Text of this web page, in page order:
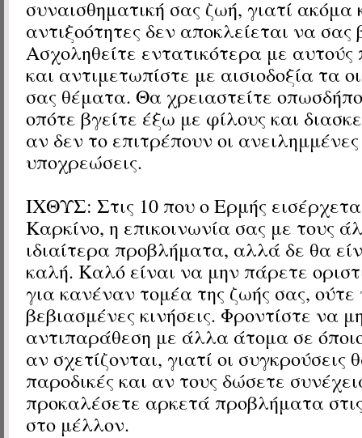
συναισθηματική σας ζωή, γιατί ακόμα
αντιξοότητες δεν αποκλείεται να
Ασχοληθείτε εντατικότερα με
και αντιμετωπίστε με αισιοδοξία τα
σας θέματα. Θα χρειαστείτε
οπότε βγείτε έξω με φίλους και
αν δεν το επιτρέπουν οι
υποχρεώσεις.
ΙΧΘΥΣ: Στις 10 που ο Ερμής
Καρκίνο, η επικοινωνία σας με τους
ιδιαίτερα προβλήματα, αλλά δε θα
καλή. Καλό είναι να μην πάρετε
για κανέναν τομέα της ζωής σας,
βεβιασμένες κινήσεις. Φροντίστε να
αντιπαράθεση με άλλα άτομα σε
αν σχετίζονται, γιατί οι συγκρούσεις
παροδικές και αν τους δώσετε
προκαλέσετε αρκετά προβλήματα
στο μέλλον.